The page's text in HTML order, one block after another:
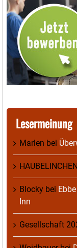
Lesermeinung
Marlen bei
HAUBELINCHEN
Blocky bei
Inn
Gesellschaft